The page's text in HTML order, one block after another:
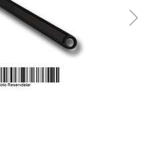
Reservdelar
Sprängskisser